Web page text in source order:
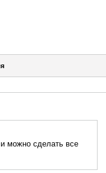
можно сделать все